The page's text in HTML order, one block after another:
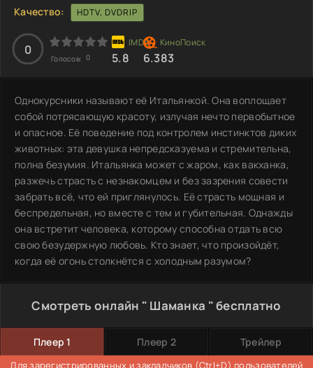
Качество:
HDTV, DVDRIP
0
Голосов: 0 5.8 6.383
Однокурсники называют её Итальянкой. Она воплощает
собой потрясающую красоту, излучая нечто первобытное
и опасное. Её поведение под контролем инстинктов диких
животных: эта девушка непредсказуема и стремительна,
полна безумия. Итальянка может с жаром, как вакханка,
разжечь страсть с незнакомцем и без зазрения совести
забрать всё, что ей приглянулось. Её страсть мощная и
беспредельная, но вместе с тем и губительная. Однажды
она встретит человека, которому способна отдать всю
свою безудержную любовь. Кто знает, что произойдёт,
когда её огонь столкнётся с холодным разумом?
Смотреть онлайн " Шаманка " бесплатно
Плеер 1 Плеер 2 Трейлер
Для зарегистрированных и закладчиков (Ctrl+D) пользователей